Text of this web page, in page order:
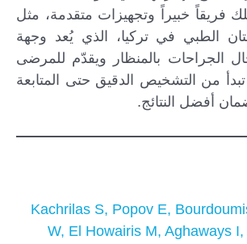
فريقاً خبيراً وتجهيزات متقدمة، مثل
الطبي في تركيا، الذي يُعد وجهة
الجراحات بالمنظار ويقدّم للمرضى
من التشخيص الدقيق حتى المتابعة
أفضل النتائج.
Kachrilas S, Popov E,
W, El Howairis M, Aghaways